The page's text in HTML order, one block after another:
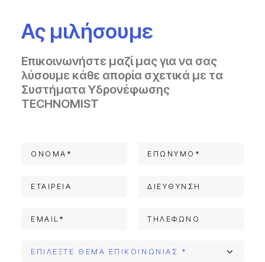
Ας μιλήσουμε
Επικοινωνήστε μαζί μας για να σας
λύσουμε κάθε απορία σχετικά με τα
Συστήματα Υδρονέφωσης
TECHNOMIST